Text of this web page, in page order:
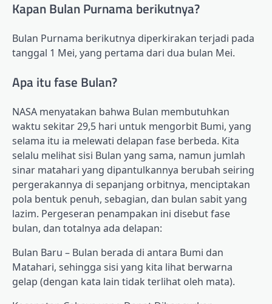
Kapan Bulan Purnama berikutnya?
Bulan Purnama berikutnya diperkirakan terjadi pada
tanggal 1 Mei, yang pertama dari dua bulan Mei.
Apa itu fase Bulan?
NASA menyatakan bahwa Bulan membutuhkan
waktu sekitar 29,5 hari untuk mengorbit Bumi, yang
selama itu ia melewati delapan fase berbeda. Kita
selalu melihat sisi Bulan yang sama, namun jumlah
sinar matahari yang dipantulkannya berubah seiring
pergerakannya di sepanjang orbitnya, menciptakan
pola bentuk penuh, sebagian, dan bulan sabit yang
lazim. Pergeseran penampakan ini disebut fase
bulan, dan totalnya ada delapan:
Bulan Baru – Bulan berada di antara Bumi dan
Matahari, sehingga sisi yang kita lihat berwarna
gelap (dengan kata lain tidak terlihat oleh mata).